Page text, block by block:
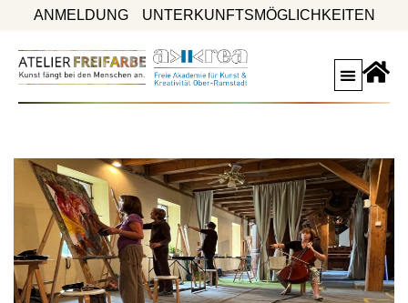
ANMELDUNG UNTERKUNFTSMÖGLICHKEITEN